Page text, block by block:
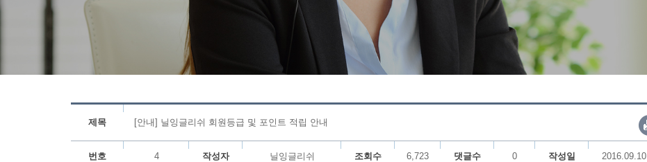
제목 [안내] 닐잉글리쉬 회원등급 및 포인트 적립 안내
번호 4 작성자 닐잉글리쉬 조회수 6,723 댓글수 0 작성일 2016.09.10